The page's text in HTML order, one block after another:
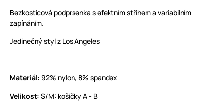
Bezkosticová podprsenka s efektním střihem a variabilním
zapínáním.
Jedinečný styl z Los Angeles
Materiál: 92% nylon, 8% spandex
Velikost: S/M: košíčky A - B